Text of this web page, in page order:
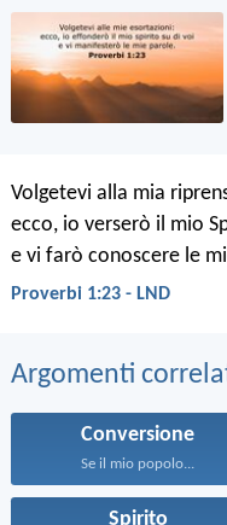
Volgetevi alla mia
ecco, io verserò il mio
e vi farò conoscere le
Proverbi 1:23 - LND
Argomenti
Conversione
Se il mio popolo...
Spirito